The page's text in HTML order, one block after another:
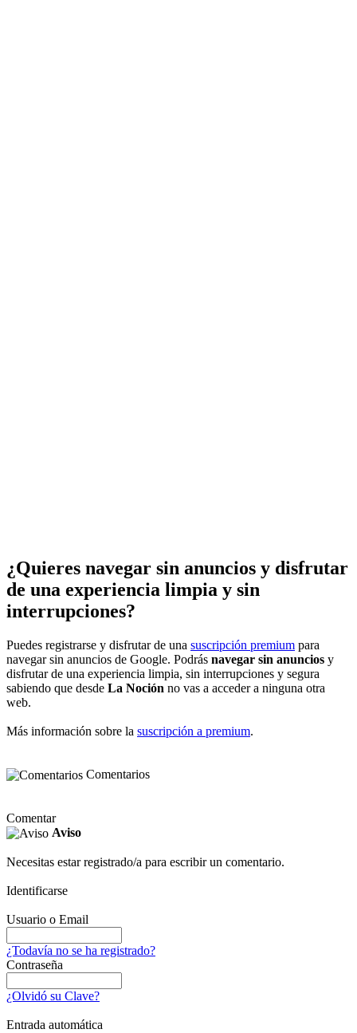
¿Quieres navegar sin anuncios y disfrutar
de una experiencia limpia y sin
interrupciones?
Puedes registrarse y disfrutar de una suscripción premium para
navegar sin anuncios de Google. Podrás navegar sin anuncios y
disfrutar de una experiencia limpia, sin interrupciones y segura
sabiendo que desde La Noción no vas a acceder a ninguna otra
web.
Más información sobre la suscripción a premium.
Comentarios
Comentar
Aviso
Necesitas estar registrado/a para escribir un comentario.
Identificarse
Usuario o Email
¿Todavía no se ha registrado?
Contraseña
¿Olvidó su Clave?
Entrada automática